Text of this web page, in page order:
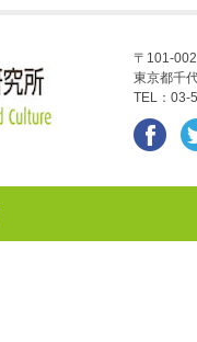
〒101-
東京都千
TEL：